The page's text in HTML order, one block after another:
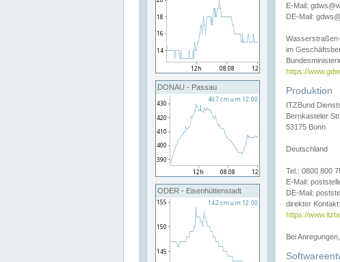
DONAU - Passau
ODER - Eisenhüttenstadt
E-Mail:
DE-Mail:
im
https://
Produktion
ITZBund
Bernkasteler
53175 Bonn
Deutschland
Tel.: 0800 800
E-Mail:
DE-Mail:
direkter Kontakt:
https://
Bei